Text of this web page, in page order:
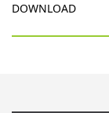
DOWNLOAD